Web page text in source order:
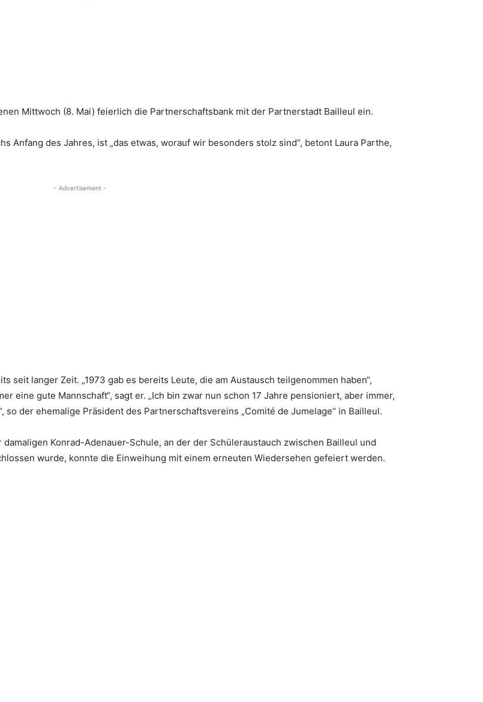
Mittwoch (8. Mai) feierlich die Partnerschaftsbank mit der Partnerstadt Bailleul ein.
Anfang des Jahres, ist „das etwas, worauf wir besonders stolz sind“, betont Laura Parthe,
- Advertisement -
seit langer Zeit. „1973 gab es bereits Leute, die am Austausch teilgenommen haben“,
eine gute Mannschaft“, sagt er. „Ich bin zwar nun schon 17 Jahre pensioniert, aber immer,
der ehemalige Präsident des Partnerschaftsvereins „Comité de Jumelage“ in Bailleul.
Konrad-Adenauer-Schule, an der der Schüleraustauch zwischen Bailleul und
wurde, konnte die Einweihung mit einem erneuten Wiedersehen gefeiert werden.